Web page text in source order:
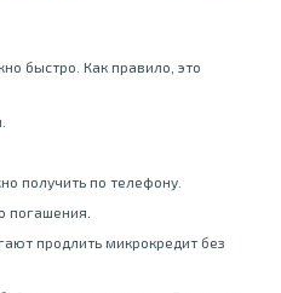
быстро. Как правило, это
получить по телефону.
погашения.
продлить микрокредит без